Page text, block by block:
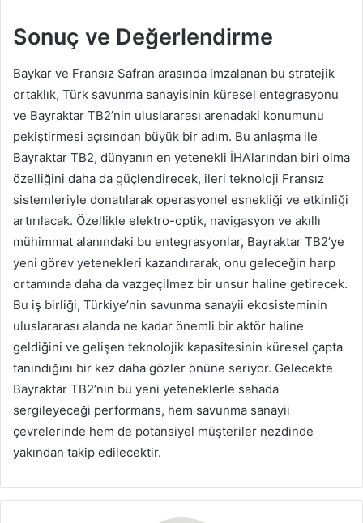
Sonuç ve Değerlendirme
Baykar ve Fransız Safran arasında imzalanan bu stratejik
ortaklık, Türk savunma sanayisinin küresel entegrasyonu
ve Bayraktar TB2’nin uluslararası arenadaki konumunu
pekiştirmesi açısından büyük bir adım. Bu anlaşma ile
Bayraktar TB2, dünyanın en yetenekli İHA’larından biri olma
özelliğini daha da güçlendirecek, ileri teknoloji Fransız
sistemleriyle donatılarak operasyonel esnekliği ve etkinliği
artırılacak. Özellikle elektro-optik, navigasyon ve akıllı
mühimmat alanındaki bu entegrasyonlar, Bayraktar TB2’ye
yeni görev yetenekleri kazandırarak, onu geleceğin harp
ortamında daha da vazgeçilmez bir unsur haline getirecek.
Bu iş birliği, Türkiye’nin savunma sanayii ekosisteminin
uluslararası alanda ne kadar önemli bir aktör haline
geldiğini ve gelişen teknolojik kapasitesinin küresel çapta
tanındığını bir kez daha gözler önüne seriyor. Gelecekte
Bayraktar TB2’nin bu yeni yeteneklerle sahada
sergileyeceği performans, hem savunma sanayii
çevrelerinde hem de potansiyel müşteriler nezdinde
yakından takip edilecektir.